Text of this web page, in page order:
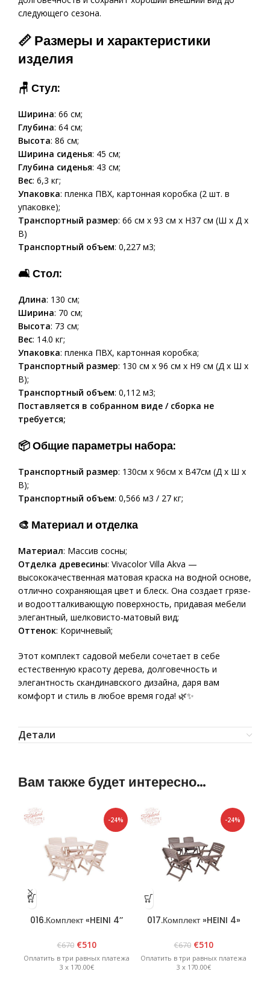
следующего сезона.
📏 Размеры и характеристики
изделия
🪑 Стул:
Ширина: 66 см;
Глубина: 64 см;
Высота: 86 см;
Ширина сиденья: 45 см;
Глубина сиденья: 43 см;
Вес: 6,3 кг;
Упаковка: пленка ПВХ, картонная коробка (2 шт. в
упаковке);
Транспортный размер: 66 см x 93 см x H37 см (Ш x Д x
В)
Транспортный объем: 0,227 м3;
🛋 Стол:
Длина: 130 см;
Ширина: 70 см;
Высота: 73 см;
Вес: 14.0 кг;
Упаковка: пленка ПВХ, картонная коробка;
Транспортный размер: 130 см x 96 см x H9 см (Д x Ш x
В);
Транспортный объем: 0,112 м3;
Поставляется в собранном виде / сборка не
требуется;
📦 Общие параметры набора:
Транспортный размер: 130см х 96см х В47см (Д х Ш х
В);
Транспортный объем: 0,566 м3 / 27 кг;
🎨 Материал и отделка
Материал: Массив сосны;
Отделка древесины: Vivacolor Villa Akva —
высококачественная матовая краска на водной основе,
отлично сохраняющая цвет и блеск. Она создает грязе-
и водоотталкивающую поверхность, придавая мебели
элегантный, шелковисто-матовый вид;
Оттенок: Коричневый;
Этот комплект садовой мебели сочетает в себе
естественную красоту дерева, долговечность и
элегантность скандинавского дизайна, даря вам
комфорт и стиль в любое время года! 🌿✨
Детали
Вам также будет интересно…
-24%
016.Комплект «HEINI 4’’
€670 €510
Оплатить в три равных платежа
3 x 170.00€
-24%
017.Комплект »HEINI 4»
€670 €510
Оплатить в три равных платежа
3 x 170.00€